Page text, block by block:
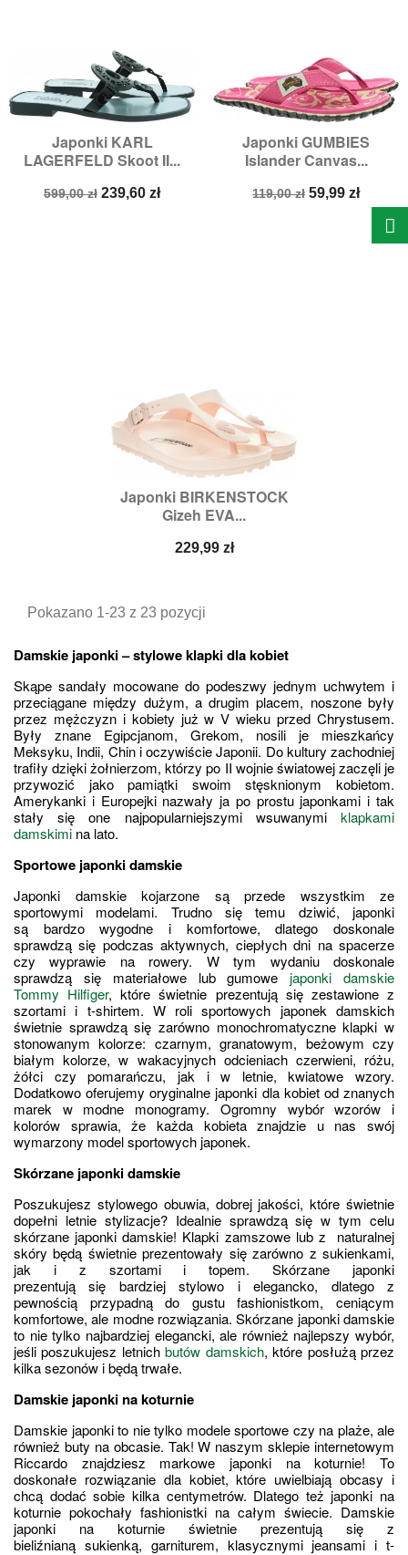
Japonki KARL
LAGERFELD Skoot II...
Cena
599,00 zł Cena
239,60 zł
Japonki GUMBIES
Islander Canvas...
Cena
119,00 zł Cena
59,99 zł
Japonki BIRKENSTOCK
Gizeh EVA...
Cena
229,99 zł
Pokazano 1-23 z 23 pozycji
Damskie japonki – stylowe klapki dla kobiet
Skąpe sandały mocowane do podeszwy jednym uchwytem i
przeciągane między dużym, a drugim placem, noszone były
przez mężczyzn i kobiety już w V wieku przed Chrystusem.
Były znane Egipcjanom, Grekom, nosili je mieszkańcy
Meksyku, Indii, Chin i oczywiście Japonii. Do kultury zachodniej
trafiły dzięki żołnierzom, którzy po II wojnie światowej zaczęli je
przywozić jako pamiątki swoim stęsknionym kobietom.
Amerykanki i Europejki nazwały ja po prostu japonkami i tak
stały się one najpopularniejszymi wsuwanymi klapkami
damskimi na lato.
Sportowe japonki damskie
Japonki damskie kojarzone są przede wszystkim ze
sportowymi modelami. Trudno się temu dziwić, japonki
są bardzo wygodne i komfortowe, dlatego doskonale
sprawdzą się podczas aktywnych, ciepłych dni na spacerze
czy wyprawie na rowery. W tym wydaniu doskonale
sprawdzą się materiałowe lub gumowe japonki damskie
Tommy Hilfiger, które świetnie prezentują się zestawione z
szortami i t-shirtem. W roli sportowych japonek damskich
świetnie sprawdzą się zarówno monochromatyczne klapki w
stonowanym kolorze: czarnym, granatowym, beżowym czy
białym kolorze, w wakacyjnych odcieniach czerwieni, różu,
żółci czy pomarańczu, jak i w letnie, kwiatowe wzory.
Dodatkowo oferujemy oryginalne japonki dla kobiet od znanych
marek w modne monogramy. Ogromny wybór wzorów i
kolorów sprawia, że każda kobieta znajdzie u nas swój
wymarzony model sportowych japonek.
Skórzane japonki damskie
Poszukujesz stylowego obuwia, dobrej jakości, które świetnie
dopełni letnie stylizacje? Idealnie sprawdzą się w tym celu
skórzane japonki damskie! Klapki zamszowe lub z  naturalnej
skóry będą świetnie prezentowały się zarówno z sukienkami,
jak i z szortami i topem. Skórzane japonki
prezentują się bardziej stylowo i elegancko, dlatego z
pewnością przypadną do gustu fashionistkom, ceniącym
komfortowe, ale modne rozwiązania. Skórzane japonki damskie
to nie tylko najbardziej elegancki, ale również najlepszy wybór,
jeśli poszukujesz letnich butów damskich, które posłużą przez
kilka sezonów i będą trwałe.
Damskie japonki na koturnie
Damskie japonki to nie tylko modele sportowe czy na plaże, ale
również buty na obcasie. Tak! W naszym sklepie internetowym
Riccardo znajdziesz markowe japonki na koturnie! To
doskonałe rozwiązanie dla kobiet, które uwielbiają obcasy i
chcą dodać sobie kilka centymetrów. Dlatego też japonki na
koturnie pokochały fashionistki na całym świecie. Damskie
japonki na koturnie świetnie prezentują się z
bieliźnianą sukienką, garniturem, klasycznymi jeansami i t-